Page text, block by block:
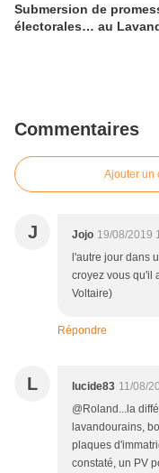
Submersion de
électorales… au
Commentaires
Ajouter un
J Jojo 19/08/2019
l'autre jour dans
croyez vous qu'il
Voltaire)
Répondre
L lucide83 11/08/
@Roland...la
lavandourains,
plaques
constaté, un PV